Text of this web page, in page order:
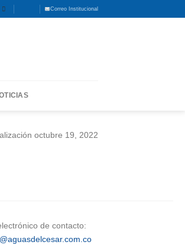
Correo Institucional
octubre 19, 2022
de contacto: